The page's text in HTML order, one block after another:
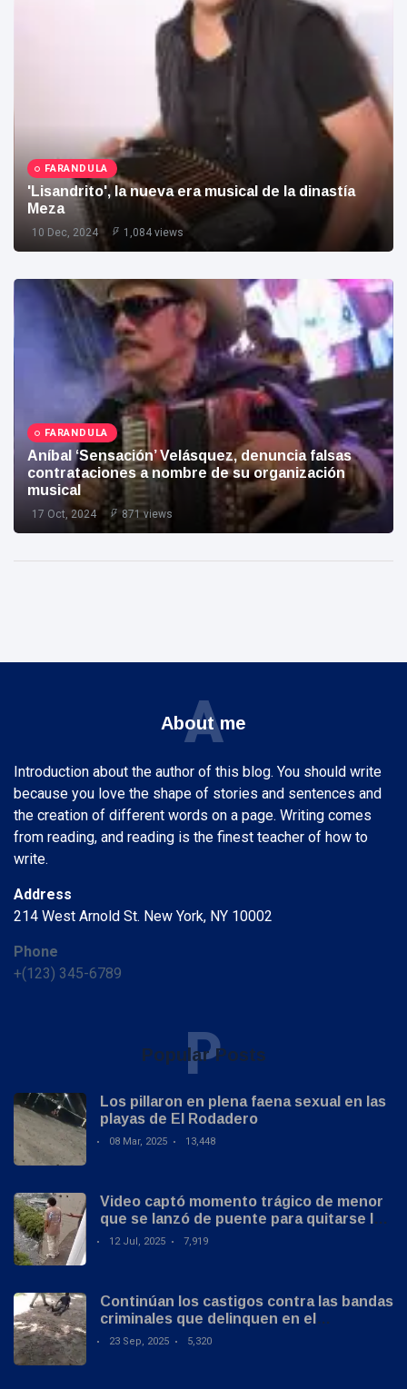
Salud
FARANDULA
'Lisandrito', la nueva era musical de la dinastía
Meza
10 Dec, 2024 1,084 views
FARANDULA
Aníbal ‘Sensación’ Velásquez, denuncia falsas
contrataciones a nombre de su organización
musical
17 Oct, 2024 871 views
About me
A
Introduction about the author of this blog. You should write
because you love the shape of stories and sentences and
the creation of different words on a page. Writing comes
from reading, and reading is the finest teacher of how to
write.
Address
214 West Arnold St. New York, NY 10002
Phone
+(123) 345-6789
Popular Posts
P
Los pillaron en plena faena sexual en las
playas de El Rodadero
08 Mar, 2025 13,448
Video captó momento trágico de menor
que se lanzó de puente para quitarse la
vida
12 Jul, 2025 7,919
Continúan los castigos contra las bandas
criminales que delinquen en el
Magdalena y La Guajira
23 Sep, 2025 5,320